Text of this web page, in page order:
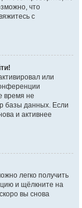
что
с
или
время не
базы данных. Если
и активнее
легко получить
и щёлкните на
вы снова